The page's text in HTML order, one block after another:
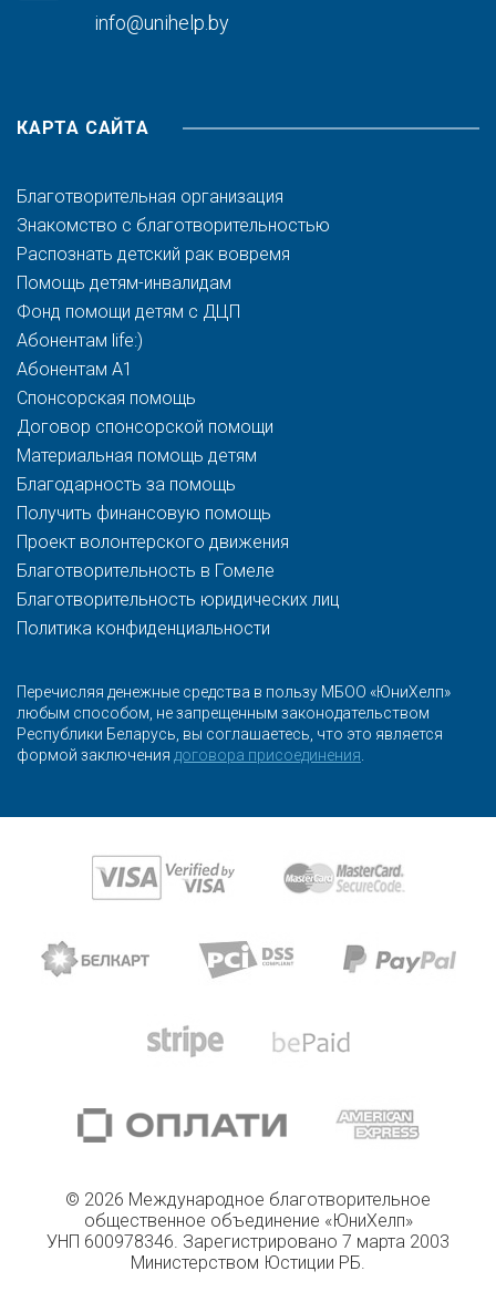
info@unihelp.by
КАРТА САЙТА
Благотворительная организация
Знакомство с благотворительностью
Распознать детский рак вовремя
Помощь детям-инвалидам
Фонд помощи детям с ДЦП
Абонентам life:)
Абонентам A1
Спонсорская помощь
Договор спонсорской помощи
Материальная помощь детям
Благодарность за помощь
Получить финансовую помощь
Проект волонтерского движения
Благотворительность в Гомеле
Благотворительность юридических лиц
Политика конфиденциальности
Перечисляя денежные средства в пользу МБОО «ЮниХелп»
любым способом, не запрещенным законодательством
Республики Беларусь, вы соглашаетесь, что это является
формой заключения договора присоединения.
© 2026 Международное благотворительное
общественное объединение «ЮниХелп»
УНП 600978346. Зарегистрировано 7 марта 2003
Министерством Юстиции РБ.